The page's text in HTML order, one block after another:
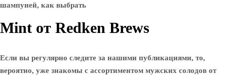
Mint от Redken Brews
Если вы регулярно следите за нашими публикациями, то,
вероятно, уже знакомы с ассортиментом мужских солодов от